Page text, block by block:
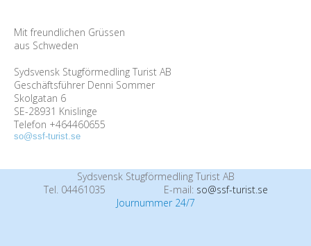
Mit freundlichen Grüssen
aus Schweden
Sydsvensk Stugförmedling Turist AB
Geschäftsführer Denni Sommer
Skolgatan 6
SE-28931 Knislinge
Telefon +464460655
so@ssf-turist.se
Sydsvensk Stugförmedling Turist AB
Tel. 04461035
E-mail: so@ssf-turist.se
Journummer 24/7